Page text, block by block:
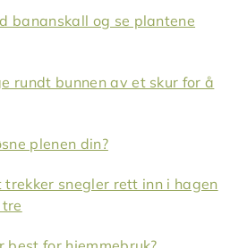
bananskall og se plantene
rundt bunnen av et skur for å
plenen din?
snegler rett inn i hagen